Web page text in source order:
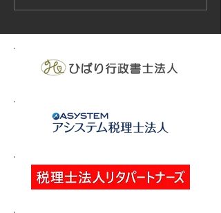
ィリピン、ベトナム